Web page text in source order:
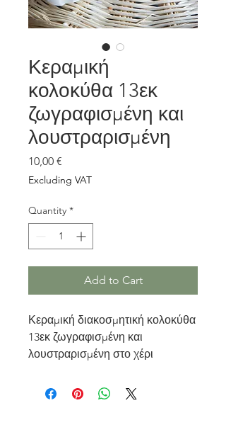
Κεραμική
κολοκύθα 13εκ
ζωγραφισμένη και
λουστραρισμένη
10,00 €
Excluding VAT
Quantity *
Add to Cart
Κεραμική διακοσμητική κολοκύθα
13εκ ζωγραφισμένη και
λουστραρισμένη στο χέρι